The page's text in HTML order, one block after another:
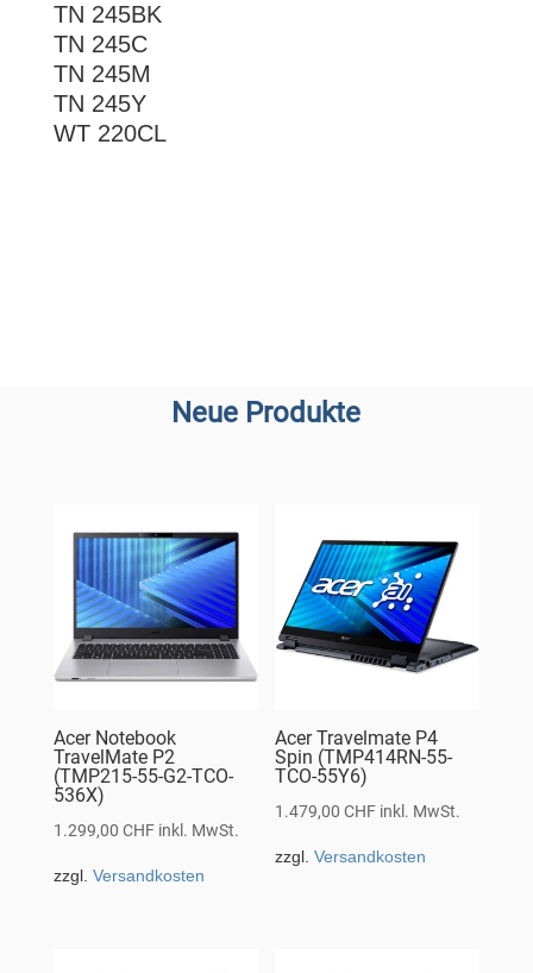
TN 245BK
TN 245C
TN 245M
TN 245Y
WT 220CL
Neue Produkte
Acer Notebook
TravelMate P2
(TMP215-55-G2-TCO-
536X)
1.299,00 CHF inkl. MwSt.
zzgl. Versandkosten
Acer Travelmate P4
Spin (TMP414RN-55-
TCO-55Y6)
1.479,00CHF inkl. MwSt.
zzgl.Versandkosten